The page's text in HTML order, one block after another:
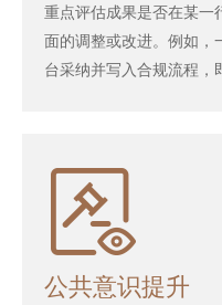
重点评估成果是否在某一
面的调整或改进。例如，
台采纳并写入合规流程，
公共意识提升